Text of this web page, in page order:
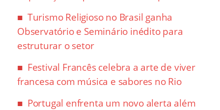
Turismo Religioso no Brasil ganha
Observatório e Seminário inédito para
estruturar o setor
Festival Francês celebra a arte de viver
francesa com música e sabores no Rio
Portugal enfrenta um novo alerta além